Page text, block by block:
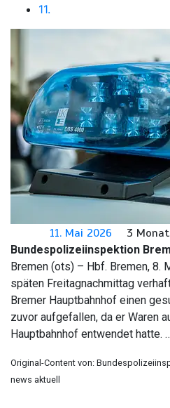
11.
11. Mai 2026 3
Bundespolizeiinspektion
Bremen (ots) – Hbf. Bremen, 8.
späten Freitagnachmittag
Bremer Hauptbahnhof einen
zuvor aufgefallen, da er Waren
Hauptbahnhof entwendet hatte.
Original-Content von:
news aktuell